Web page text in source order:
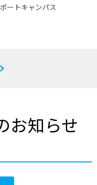
ートキャンパス
お知らせ